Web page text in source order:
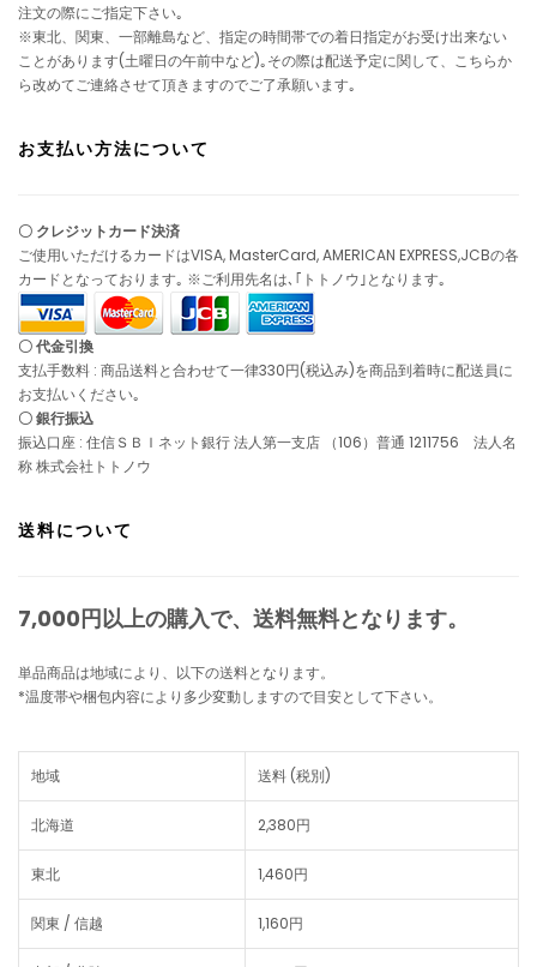
注文の際にご指定下さい｡
※東北、関東、一部離島など、指定の時間帯での着日指定がお受け出来ない
ことがあります(土曜日の午前中など)｡その際は配送予定に関して、こちらか
ら改めてご連絡させて頂きますのでご了承願います｡
お支払い方法について
〇 クレジットカード決済
ご使用いただけるカードはVISA, MasterCard, AMERICAN EXPRESS,JCBの各
カードとなっております｡ ※ご利用先名は､｢トトノウ｣となります｡
〇 代金引換
支払手数料 : 商品送料と合わせて一律330円(税込み)を商品到着時に配送員に
お支払いください｡
〇 銀行振込
振込口座 : 住信ＳＢＩネット銀行 法人第一支店 （106）普通 1211756 法人名
称 株式会社トトノウ
送料について
7,000円以上の購入で、 送料無料となります。
単品商品は地域により、以下の送料となります。
*温度帯や梱包内容により多少変動しますので目安として下さい。
地域 送料 (税別)
北海道 2,380円
東北 1,460円
関東 / 信越 1,160円